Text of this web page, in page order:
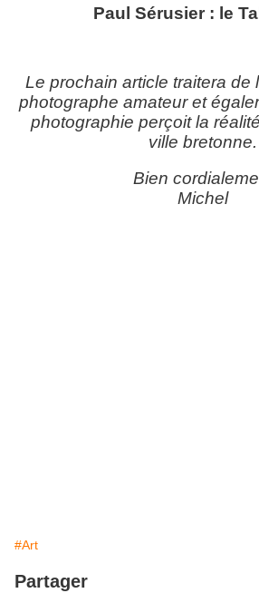
Paul Sérusier : le
Le prochain article traitera de
photographe amateur et
photographie perçoit la
ville bretonne.
Bien
Michel
#Art
Partager